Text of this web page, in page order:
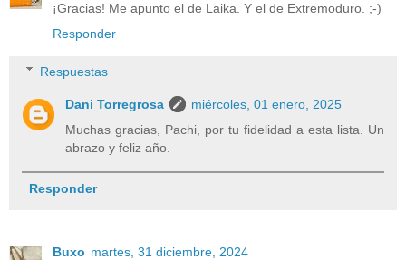
¡Gracias! Me apunto el de Laika. Y el de Extremoduro. ;-)
Responder
Respuestas
Dani Torregrosa
miércoles, 01 enero, 2025
Muchas gracias, Pachi, por tu fidelidad a esta lista. Un
abrazo y feliz año.
Responder
Buxo martes, 31 diciembre, 2024